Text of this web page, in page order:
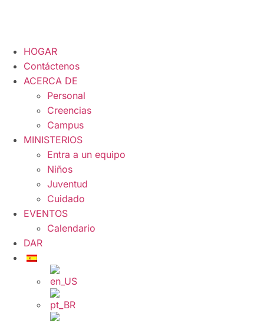
HOGAR
Contáctenos
ACERCA DE
Personal
Creencias
Campus
MINISTERIOS
Entra a un equipo
Niños
Juventud
Cuidado
EVENTOS
Calendario
DAR